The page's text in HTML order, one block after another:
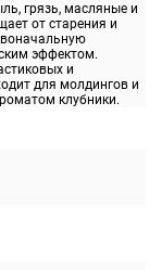
грязь, масляные и
от старения и
эффектом.
и
для молдингов и
клубники.